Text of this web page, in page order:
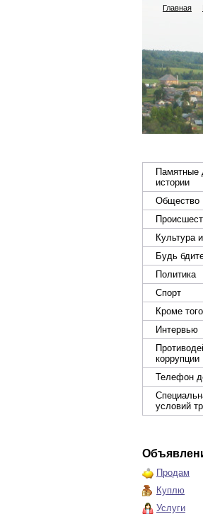
Главная
Памятные
истории
Общество
Культура
Будь
Политика
Спорт
Кроме того
Интервью
коррупции
Телефон
условий
Продам
Куплю
Услуги